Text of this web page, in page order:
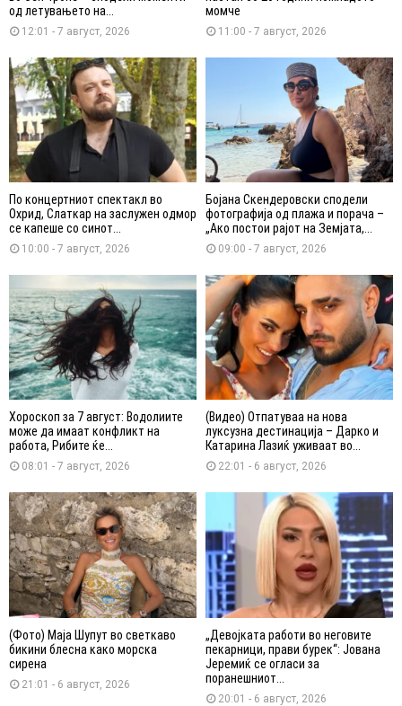
од летувањето на...
12:01 - 7 август, 2026
момче
11:00 - 7 август, 2026
По концертниот спектакл во
Охрид, Слаткар на заслужен одмор
се капеше со синот...
10:00 - 7 август, 2026
Бојана Скендеровски сподели
фотографија од плажа и порача –
„Ако постои рајот на Земјата,...
09:00 - 7 август, 2026
Хороскоп за 7 август: Водолиите
може да имаат конфликт на
работа, Рибите ќе...
08:01 - 7 август, 2026
(Видео) Отпатуваа на нова
луксузна дестинација – Дарко и
Катарина Лазиќ уживаат во...
22:01 - 6 август, 2026
(Фото) Маја Шупут во светкаво
бикини блесна како морска
сирена
21:01 - 6 август, 2026
„Девојката работи во неговите
пекарници, прави бурек“: Јована
Јеремиќ се огласи за
поранешниот...
20:01 - 6 август, 2026